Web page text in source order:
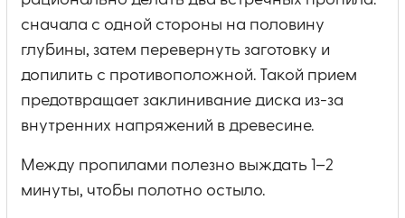
сначала с одной стороны на половину
глубины, затем перевернуть заготовку и
допилить с противоположной. Такой прием
предотвращает заклинивание диска из-за
внутренних напряжений в древесине.
Между пропилами полезно выждать 1–2
минуты, чтобы полотно остыло.